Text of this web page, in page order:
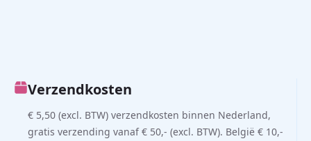
Verzendkosten
€ 5,50 (excl. BTW) verzendkosten binnen Nederland,
gratis verzending vanaf € 50,- (excl. BTW). België € 10,-